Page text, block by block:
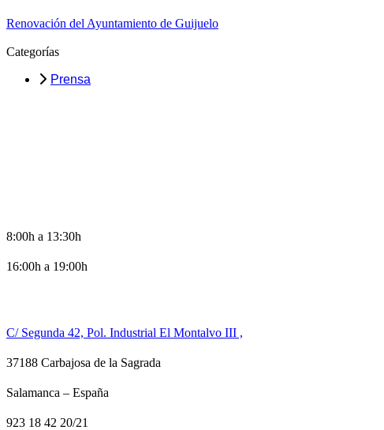
Renovación del Ayuntamiento de Guijuelo
Categorías
Prensa
8:00h a 13:30h
16:00h a 19:00h
C/ Segunda 42, Pol. Industrial El Montalvo III ,
37188 Carbajosa de la Sagrada
Salamanca – España
923 18 42 20/21